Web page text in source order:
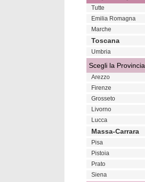
Tutte
Emilia Romagna
Marche
Toscana
Umbria
Scegli la Provincia
Arezzo
Firenze
Grosseto
Livorno
Lucca
Massa-Carrara
Pisa
Pistoia
Prato
Siena